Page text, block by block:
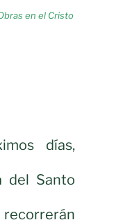
en el Cristo
días,
del Santo